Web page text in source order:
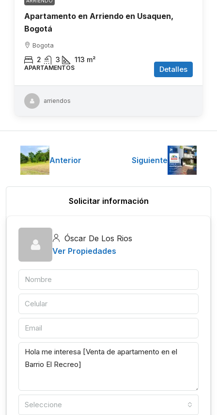
Apartamento en Arriendo en Usaquen,
Bogotá
Bogota
2 3 113 m²
APARTAMENTOS Detalles
arriendos
Anterior Siguiente
Solicitar información
Óscar De Los Rios
Ver Propiedades
Seleccione